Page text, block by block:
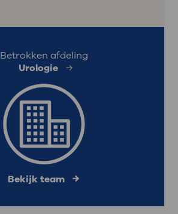
Betrokken afdeling
Urologie
Bekijk team